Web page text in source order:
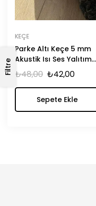
Filtre
KEÇE
Parke Altı Keçe 5 mm
Akustik Isı Ses Yalıtım
Malzemesi
₺48,00 ₺42,00
Sepete Ekle